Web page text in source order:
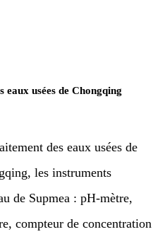
usées de Chongqing
des eaux usées de
les instruments
de Supmea : pH-mètre,
compteur de concentration